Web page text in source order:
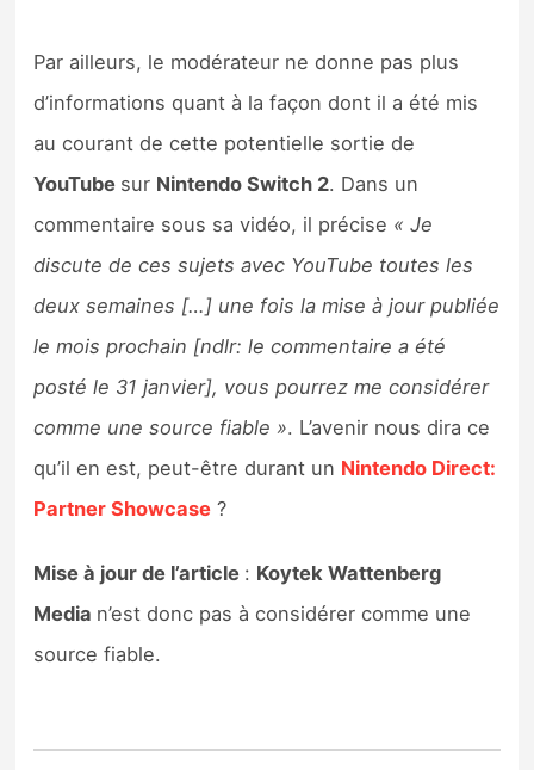
Par ailleurs, le modérateur ne donne pas plus
d’informations quant à la façon dont il a été mis
au courant de cette potentielle sortie de
YouTube sur Nintendo Switch 2. Dans un
commentaire sous sa vidéo, il précise « Je
discute de ces sujets avec YouTube toutes les
deux semaines […] une fois la mise à jour publiée
le mois prochain [ndlr: le commentaire a été
posté le 31 janvier], vous pourrez me considérer
comme une source fiable ». L’avenir nous dira ce
qu’il en est, peut-être durant un Nintendo Direct:
Partner Showcase ?
Mise à jour de l’article : Koytek Wattenberg
Media n’est donc pas à considérer comme une
source fiable.